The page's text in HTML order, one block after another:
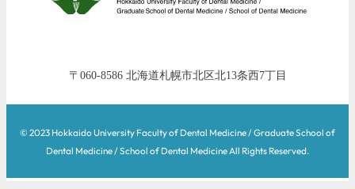
060-8586 北海道札幌市北区北13条西7丁目
© 2023 Hokkaido University Faculty of Dental Medicine / Graduate School of
Dental Medicine / School of Dental Medicine All Rights Reserved.